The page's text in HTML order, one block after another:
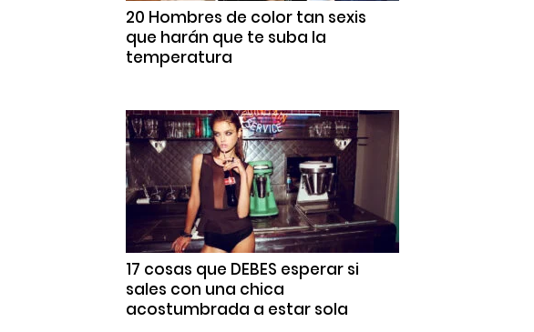
20 Hombres de color tan sexis
que harán que te suba la
temperatura
17 cosas que DEBES esperar si
sales con una chica
acostumbrada a estar sola